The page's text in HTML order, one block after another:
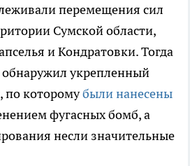
перемещения сил
Сумской области,
и Кондратовки. Тогда
укрепленный
по которомубыли нанесены
фугасных бомб, а
несли значительные